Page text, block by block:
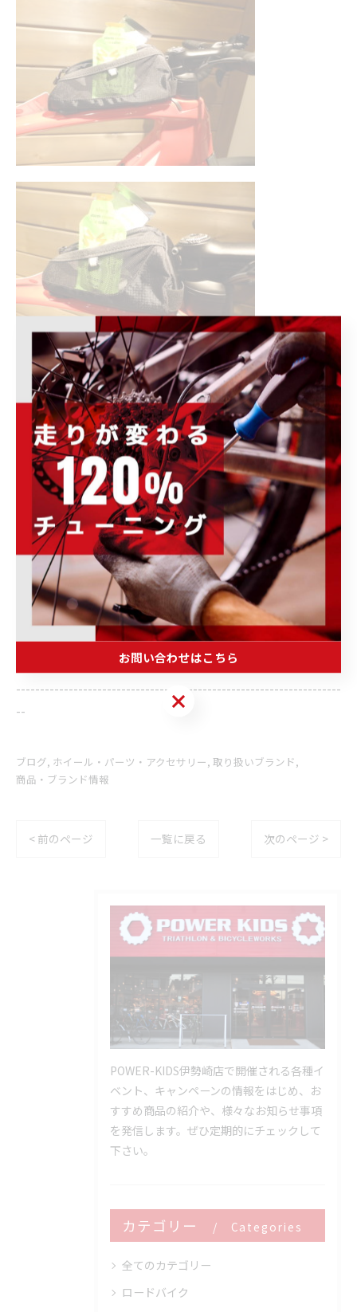
中身は意図的に暴れさせてます。。。
これから暑くなりますので、
暑さ対策はしっかりしましょう！
--------------------------------------------------------------------
--
POWER-KIDS
住所 :群馬県伊勢崎市連取元町２８７ー１
電話番号: 0270-23-9080（お問い合わせ）
--------------------------------------------------------------------
--
ブログ ホイール・パーツ・アクセサリー 取り扱いブランド
商品・ブランド情報
< 前のページ 一覧に戻る 次のページ >
POWER-KIDS伊勢崎店で開催される各種イ
ベント、キャンペーンの情報をはじめ、お
すすめ商品の紹介や、様々なお知らせ事項
を発信します。ぜひ定期的にチェックして
下さい。
カテゴリー Categories
全てのカテゴリー
ロードバイク
お問い合わせはこちら
お問い合わせはこちら